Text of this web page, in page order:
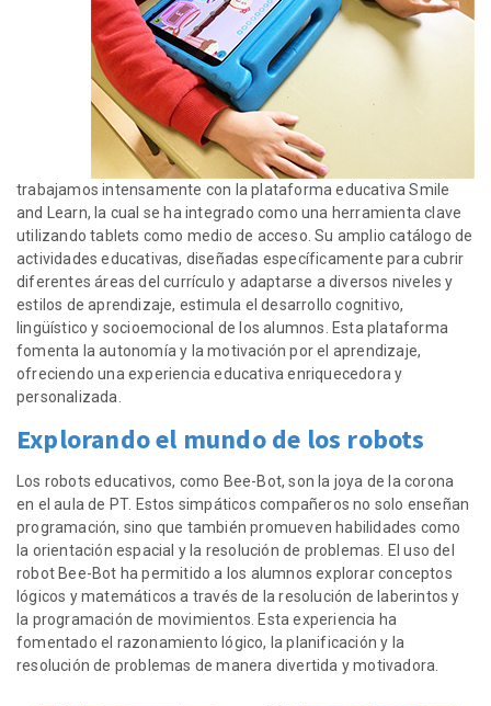
trabajamos intensamente con la plataforma educativa Smile
and Learn, la cual se ha integrado como una herramienta clave
utilizando tablets como medio de acceso. Su amplio catálogo de
actividades educativas, diseñadas específicamente para cubrir
diferentes áreas del currículo y adaptarse a diversos niveles y
estilos de aprendizaje, estimula el desarrollo cognitivo,
lingüístico y socioemocional de los alumnos. Esta plataforma
fomenta la autonomía y la motivación por el aprendizaje,
ofreciendo una experiencia educativa enriquecedora y
personalizada.
Explorando el mundo de los robots
Los robots educativos, como Bee-Bot, son la joya de la corona
en el aula de PT. Estos simpáticos compañeros no solo enseñan
programación, sino que también promueven habilidades como
la orientación espacial y la resolución de problemas. El uso del
robot Bee-Bot ha permitido a los alumnos explorar conceptos
lógicos y matemáticos a través de la resolución de laberintos y
la programación de movimientos. Esta experiencia ha
fomentado el razonamiento lógico, la planificación y la
resolución de problemas de manera divertida y motivadora.